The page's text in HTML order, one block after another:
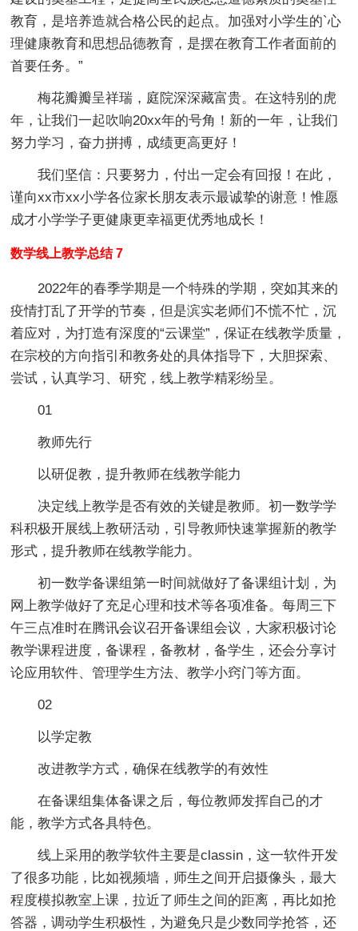
教育，是培养造就合格公民的起点。加强对小学生的`心
理健康教育和思想品德教育，是摆在教育工作者面前的
首要任务。”
梅花瓣瓣呈祥瑞，庭院深深藏富贵。在这特别的虎
年，让我们一起吹响20xx年的号角！新的一年，让我们
努力学习，奋力拼搏，成绩更高更好！
我们坚信：只要努力，付出一定会有回报！在此，
谨向xx市xx小学各位家长朋友表示最诚挚的谢意！惟愿
成才小学学子更健康更幸福更优秀地成长！
数学线上教学总结 7
2022年的春季学期是一个特殊的学期，突如其来的
疫情打乱了开学的节奏，但是滨实老师们不慌不忙，沉
着应对，为打造有深度的“云课堂”，保证在线教学质量，
在宗校的方向指引和教务处的具体指导下，大胆探索、
尝试，认真学习、研究，线上教学精彩纷呈。
01
教师先行
以研促教，提升教师在线教学能力
决定线上教学是否有效的关键是教师。初一数学学
科积极开展线上教研活动，引导教师快速掌握新的教学
形式，提升教师在线教学能力。
初一数学备课组第一时间就做好了备课组计划，为
网上教学做好了充足心理和技术等各项准备。每周三下
午三点准时在腾讯会议召开备课组会议，大家积极讨论
教学课程进度，备课程，备教材，备学生，还会分享讨
论应用软件、管理学生方法、教学小窍门等方面。
02
以学定教
改进教学方式，确保在线教学的有效性
在备课组集体备课之后，每位教师发挥自己的才
能，教学方式各具特色。
线上采用的教学软件主要是classin，这一软件开发
了很多功能，比如视频墙，师生之间开启摄像头，最大
程度模拟教室上课，拉近了师生之间的距离，再比如抢
答器，调动学生积极性，为避免只是少数同学抢答，还